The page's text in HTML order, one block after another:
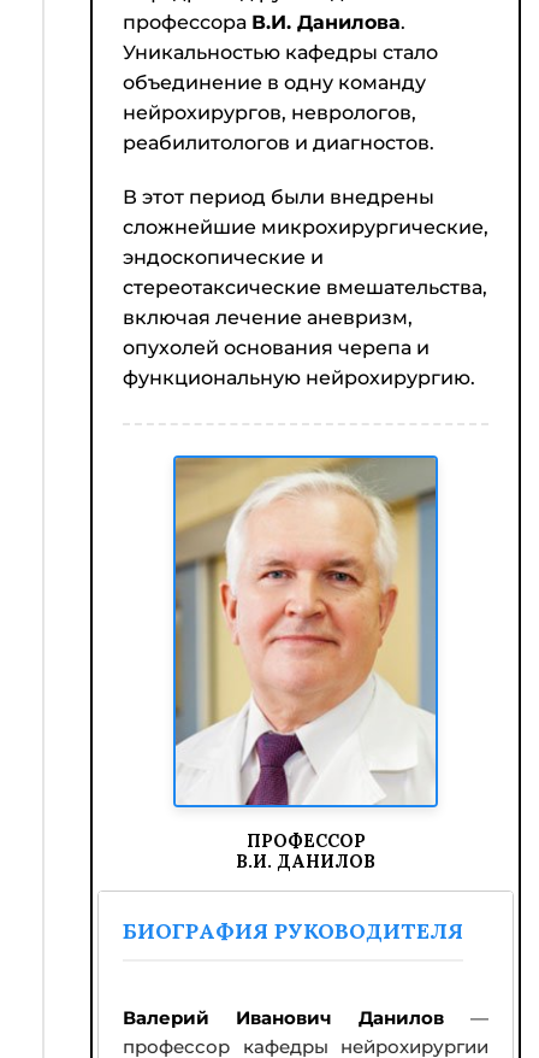
профессора В.И. Данилова.
Уникальностью кафедры стало
объединение в одну команду
нейрохирургов, неврологов,
реабилитологов и диагностов.
В этот период были внедрены
сложнейшие микрохирургические,
эндоскопические и
стереотаксические вмешательства,
включая лечение аневризм,
опухолей основания черепа и
функциональную нейрохирургию.
ПРОФЕССОР
В.И. ДАНИЛОВ
БИОГРАФИЯ РУКОВОДИТЕЛЯ
Валерий Иванович Данилов —
профессор кафедры нейрохирургии